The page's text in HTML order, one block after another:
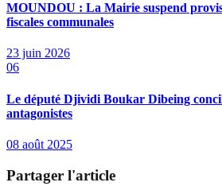
MOUNDOU : La Mairie suspend
fiscales communales
23 juin 2026
06
Le député Djividi Boukar Dibeing
antagonistes
08 août 2025
Partager l'article